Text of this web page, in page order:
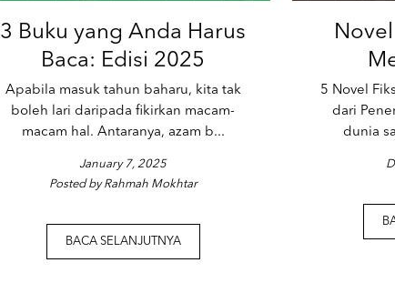
3 Buku yang Anda Harus
Baca: Edisi 2025
Apabila masuk tahun baharu, kita tak
boleh lari daripada fikirkan macam-
macam hal. Antaranya, azam b...
January 7, 2025
Posted by Rahmah Mokhtar
BACA SELANJUTNYA
5 Novel
dari
dunia